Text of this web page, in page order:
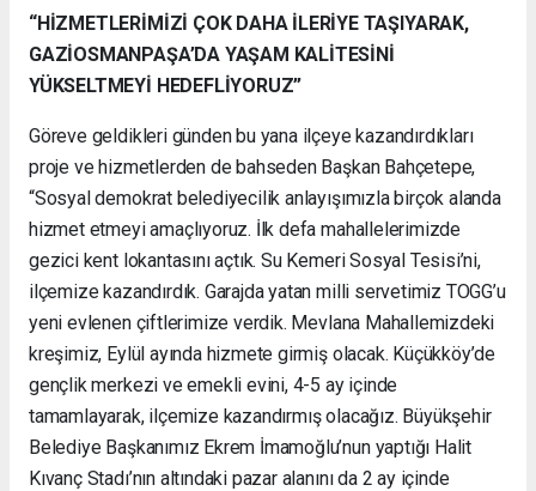
“HİZMETLERİMİZİ ÇOK DAHA İLERİYE TAŞIYARAK,
GAZİOSMANPAŞA’DA YAŞAM KALİTESİNİ
YÜKSELTMEYİ HEDEFLİYORUZ”
Göreve geldikleri günden bu yana ilçeye kazandırdıkları
proje ve hizmetlerden de bahseden Başkan Bahçetepe,
“Sosyal demokrat belediyecilik anlayışımızla birçok alanda
hizmet etmeyi amaçlıyoruz. İlk defa mahallelerimizde
gezici kent lokantasını açtık. Su Kemeri Sosyal Tesisi’ni,
ilçemize kazandırdık. Garajda yatan milli servetimiz TOGG’u
yeni evlenen çiftlerimize verdik. Mevlana Mahallemizdeki
kreşimiz, Eylül ayında hizmete girmiş olacak. Küçükköy’de
gençlik merkezi ve emekli evini, 4-5 ay içinde
tamamlayarak, ilçemize kazandırmış olacağız. Büyükşehir
Belediye Başkanımız Ekrem İmamoğlu’nun yaptığı Halit
Kıvanç Stadı’nın altındaki pazar alanını da 2 ay içinde